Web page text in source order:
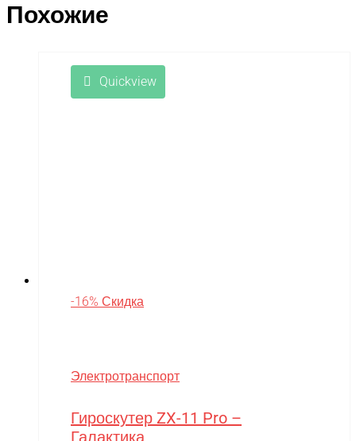
Похожие
Quickview
-16% Скидка
Электротранспорт
Гироскутер ZX-11 Pro –
Галактика